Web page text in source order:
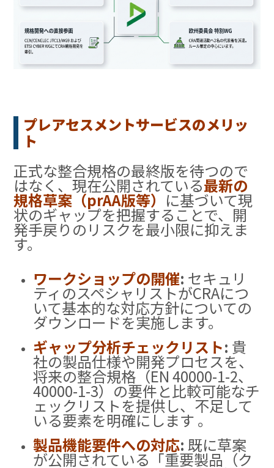
プレアセスメントサービスのメリッ
ト
正式な整合規格の最終版を待つので
はなく、現在公開されている最新の
規格草案（prAA版等） に基づいて現
状のギャップを把握することで、開
発手戻りのリスクを最小限に抑えま
す。
ワークショップの開催: セキュリ
ティのスペシャリストがCRAにつ
いて基本的な対応方針についての
ダウンロードを実施します。
ギャップ分析チェックリスト: 貴
社の製品仕様や開発プロセスを、
将来の整合規格（EN 40000-1-2、
40000-1-3）の要件と比較可能なチ
ェックリストを提供し、不足して
いる要素を明確にします 。
製品機能要件への対応: 既に草案
が公開されている「重要製品（ク